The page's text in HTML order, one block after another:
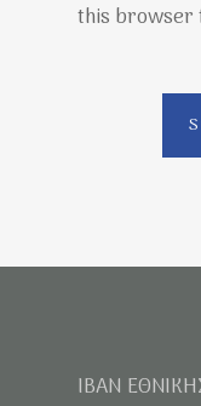
this browser
IBAN